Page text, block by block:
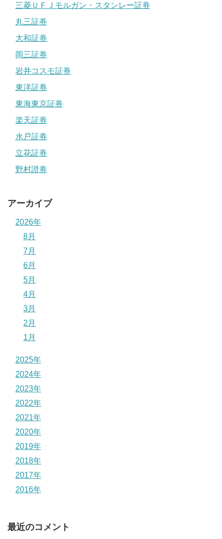
三菱ＵＦＪモルガン・スタンレー証券
丸三証券
大和証券
岡三証券
岩井コスモ証券
東洋証券
東海東京証券
楽天証券
水戸証券
立花証券
野村證券
アーカイブ
2026年
8月
7月
6月
5月
4月
3月
2月
1月
2025年
2024年
2023年
2022年
2021年
2020年
2019年
2018年
2017年
2016年
最近のコメント